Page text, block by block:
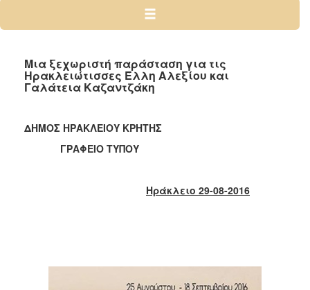
2024
2022
2021
2012
Μια ξεχωριστή παράσταση για τις
Ηρακλειώτισσες Έλλη Αλεξίου και
Γαλάτεια Καζαντζάκη
ΔΗΜΟΣ ΗΡΑΚΛΕΙΟΥ ΚΡΗΤΗΣ
ΓΡΑΦΕΙΟ ΤΥΠΟΥ
Ηράκλειο 29-08-2016